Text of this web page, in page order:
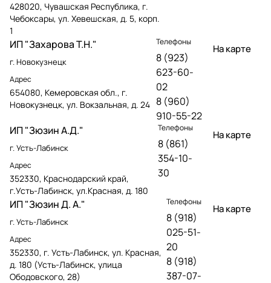
428020, Чувашская Республика, г.
Чебоксары, ул. Хевешская, д. 5, корп.
1
ИП "Захарова Т.Н."
г. Новокузнецк
Адрес
654080, Кемеровская обл., г.
Новокузнецк, ул. Вокзальная, д. 24
Телефоны
8 (923)
623-60-
02
8 (960)
910-55-22
На карте
ИП "Зюзин А.Д."
г. Усть-Лабинск
Адрес
352330, Краснодарский край,
г.Усть-Лабинск, ул.Красная, д. 180
Телефоны
8 (861)
354-10-
30
На карте
ИП "Зюзин Д. А."
г. Усть-Лабинск
Адрес
352330, г. Усть-Лабинск, ул. Красная,
д. 180 (Усть-Лабинск, улица
Ободовского, 28)
Телефоны
8 (918)
025-51-
20
8 (918)
387-07-
На карте